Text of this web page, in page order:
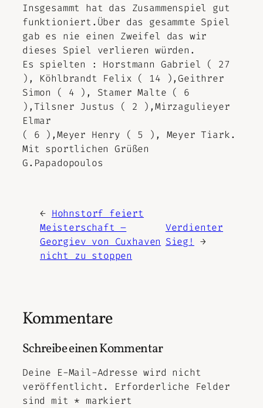
Insgesammt hat das Zusammenspiel gut
funktioniert.Über das gesammte Spiel
gab es nie einen Zweifel das wir
dieses Spiel verlieren würden.
Es spielten : Horstmann Gabriel ( 27
), Köhlbrandt Felix ( 14 ),Geithrer
Simon ( 4 ), Stamer Malte ( 6
),Tilsner Justus ( 2 ),Mirzagulieyer
Elmar
( 6 ),Meyer Henry ( 5 ), Meyer Tiark.
Mit sportlichen Grüßen
G.Papadopoulos
← Hohnstorf feiert
Meisterschaft –
Georgiev von Cuxhaven
nicht zu stoppen
Verdienter
Sieg!
→
Kommentare
Schreibe einen Kommentar
Deine E-Mail-Adresse wird nicht
veröffentlicht.
Erforderliche Felder
sind mit * markiert